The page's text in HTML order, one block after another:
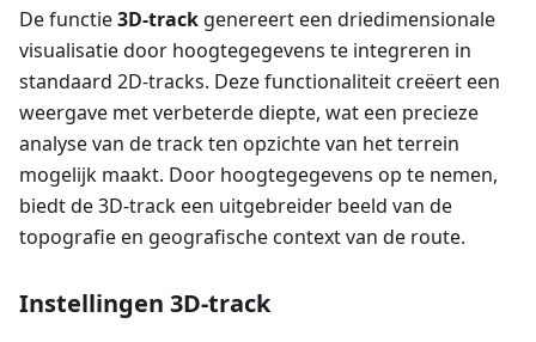
De functie3D-track genereert een driedimensionale
visualisatie door hoogtegegevens te integreren in
standaard 2D-tracks. Deze functionaliteit creëert een
weergave met verbeterde diepte, wat een precieze
analyse van de track ten opzichte van het terrein
mogelijk maakt. Door hoogtegegevens op te nemen,
biedt de 3D-track een uitgebreider beeld van de
topografie en geografische context van de route.
Instellingen 3D-track